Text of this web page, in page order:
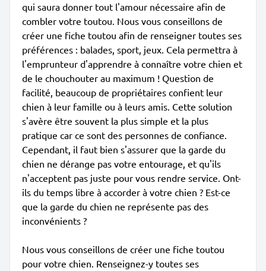
qui saura donner tout l'amour nécessaire afin de
combler votre toutou. Nous vous conseillons de
créer une fiche toutou afin de renseigner toutes ses
préférences : balades, sport, jeux. Cela permettra à
l'emprunteur d'apprendre à connaître votre chien et
de le chouchouter au maximum ! Question de
facilité, beaucoup de propriétaires confient leur
chien à leur famille ou à leurs amis. Cette solution
s'avère être souvent la plus simple et la plus
pratique car ce sont des personnes de confiance.
Cependant, il faut bien s'assurer que la garde du
chien ne dérange pas votre entourage, et qu'ils
n'acceptent pas juste pour vous rendre service. Ont-
ils du temps libre à accorder à votre chien ? Est-ce
que la garde du chien ne représente pas des
inconvénients ?
Nous vous conseillons de créer une fiche toutou
pour votre chien. Renseignez-y toutes ses